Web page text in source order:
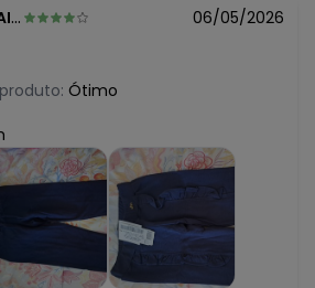
06/05/2026
Ótimo